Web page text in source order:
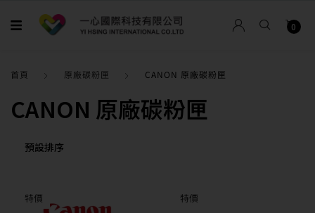
0
首頁 原廠碳粉匣 CANON 原廠碳粉匣
CANON 原廠碳粉匣
特價 特價